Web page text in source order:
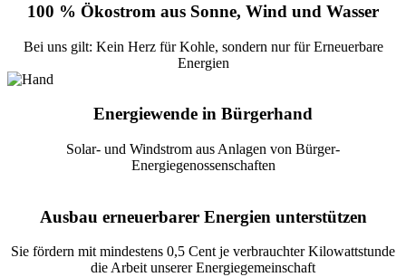
100 % Ökostrom aus Sonne, Wind und Wasser
Bei uns gilt: Kein Herz für Kohle, sondern nur für Erneuerbare
Energien
Energiewende in Bürgerhand
Solar- und Windstrom aus Anlagen von Bürger-
Energiegenossenschaften
Ausbau erneuerbarer Energien unterstützen
Sie fördern mit mindestens 0,5 Cent je verbrauchter Kilowattstunde
die Arbeit unserer Energiegemeinschaft